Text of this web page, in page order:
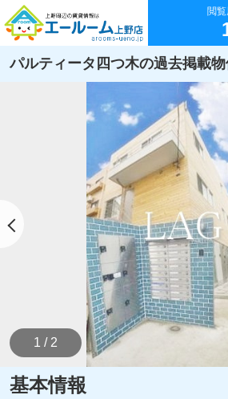
閲
パルティータ四つ木の過去掲載
1 / 2
基本情報